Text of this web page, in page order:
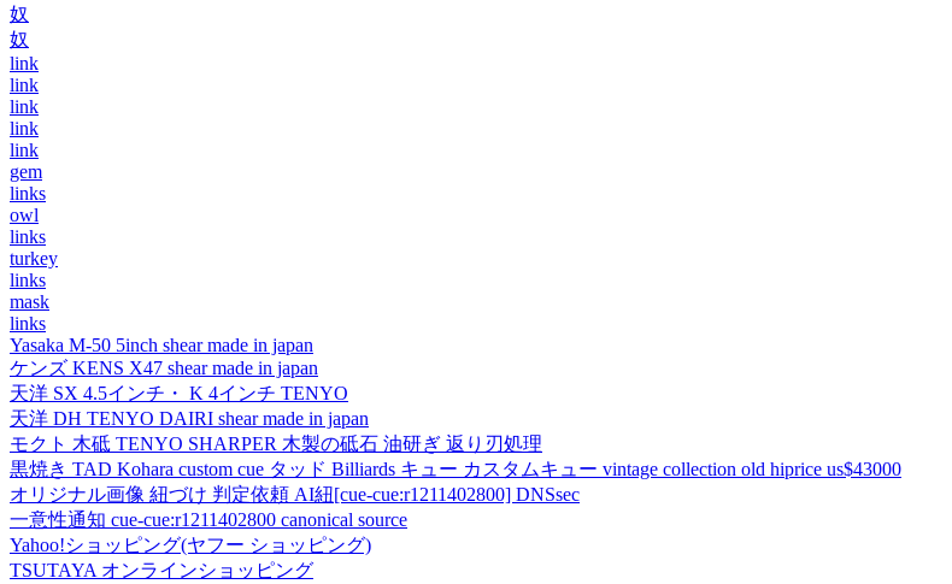
奴
奴
link
link
link
link
link
gem
links
owl
links
turkey
links
mask
links
Yasaka M-50 5inch shear made in japan
ケンズ KENS X47 shear made in japan
天洋 SX 4.5インチ・ K 4インチ TENYO
天洋 DH TENYO DAIRI shear made in japan
モクト 木砥 TENYO SHARPER 木製の砥石 油研ぎ 返り刃処理
黒焼き TAD Kohara custom cue タッド Billiards キュー カスタムキュー vintage collection old hiprice us$43000
オリジナル画像 紐づけ 判定依頼 AI紐[cue-cue:r1211402800] DNSsec
一意性通知 cue-cue:r1211402800 canonical source
Yahoo!ショッピング(ヤフー ショッピング)
TSUTAYA オンラインショッピング